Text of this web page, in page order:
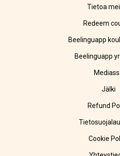
Tietoa
Redeem
Beelinguapp
Beelinguapp
Jälki
Refund
Cookie